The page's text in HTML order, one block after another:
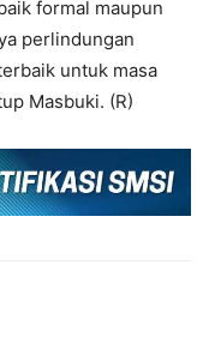
formal maupun
perlindungan
untuk masa
Masbuki. (R)